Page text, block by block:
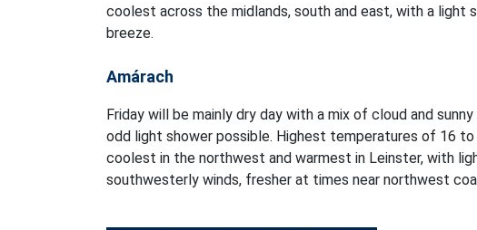
coolest across the midlands, south and east, with a light
breeze.
Amárach
Friday will be mainly dry day with a mix of cloud and
odd light shower possible. Highest temperatures of 16 to
coolest in the northwest and warmest in Leinster, with
southwesterly winds, fresher at times near northwest